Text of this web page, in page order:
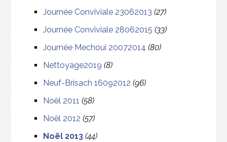
Journée Conviviale 23062013 (27)
Journée Conviviale 28062015 (33)
Journée Mechoui 20072014 (80)
Nettoyage2019 (8)
Neuf-Brisach 16092012 (96)
Noël 2011 (58)
Noël 2012 (57)
Noël 2013 (44)